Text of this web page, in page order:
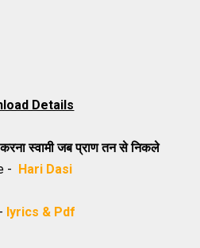
Details
करना स्वामी जब प्राण तन से निकले
- Hari Dasi
lyrics & Pdf